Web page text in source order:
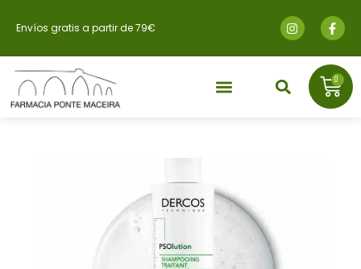
Envíos gratis a partir de 79€
0